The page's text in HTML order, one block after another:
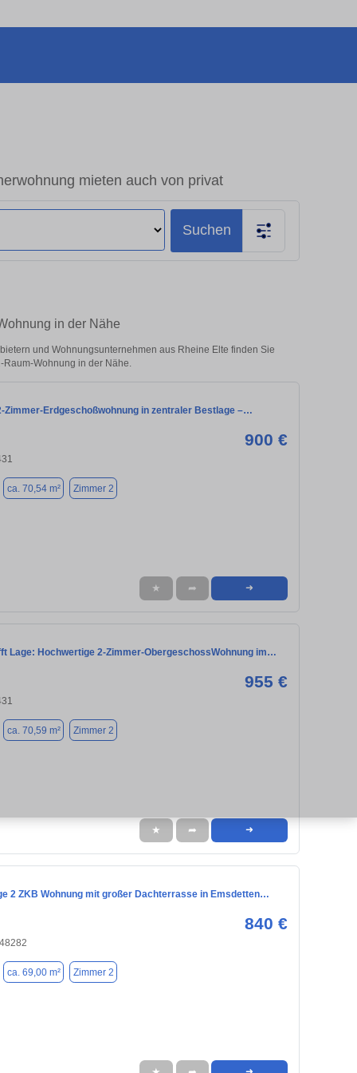
mieten auch von privat
Suchen
in der Nähe
und Wohnungsunternehmen aus Rheine Elte finden Sie
Wohnung in der Nähe.
Zimmer-Erdgeschoßwohnung in zentraler Bestlage –…
900 €
ca. 70,54 m² Zimmer 2
★ ➦ ➜
Lage: Hochwertige 2-Zimmer-ObergeschossWohnung im…
955 €
ca. 70,59 m² Zimmer 2
★ ➦ ➜
2 ZKB Wohnung mit großer Dachterrasse in Emsdetten…
840 €
ca. 69,00 m² Zimmer 2